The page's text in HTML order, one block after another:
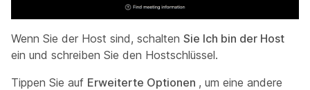
Wenn Sie der Host sind, schalten Sie Ich bin der Host
ein und schreiben Sie den Hostschlüssel.
Tippen Sie auf Erweiterte Optionen , um eine andere